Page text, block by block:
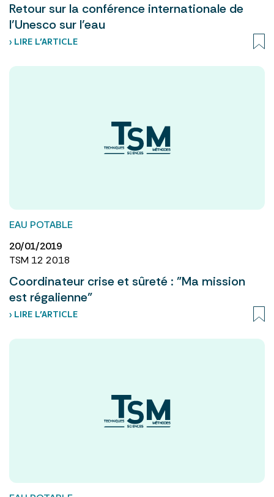
Retour sur la conférence internationale de
l’Unesco sur l’eau
› LIRE L’ARTICLE
EAU POTABLE
20/01/2019
TSM 12 2018
Coordinateur crise et sûreté : "Ma mission
est régalienne"
› LIRE L’ARTICLE